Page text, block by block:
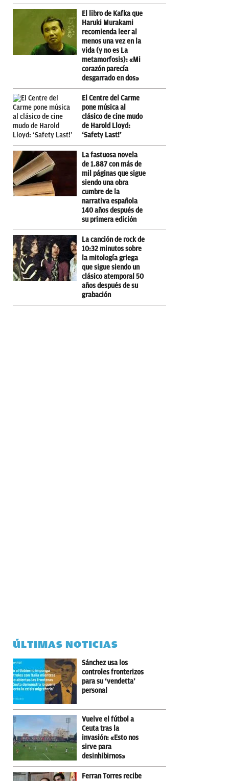
El libro de Kafka que
Haruki Murakami
recomienda leer al
menos una vez en la
vida (y no es La
metamorfosis): «Mi
corazón parecía
desgarrado en dos»
El Centre del Carme
pone música al
clásico de cine mudo
de Harold Lloyd:
‘Safety Last!’
La fastuosa novela
de 1.887 con más de
mil páginas que sigue
siendo una obra
cumbre de la
narrativa española
140 años después de
su primera edición
La canción de rock de
10:32 minutos sobre
la mitología griega
que sigue siendo un
clásico atemporal 50
años después de su
grabación
ÚLTIMAS NOTICIAS
Sánchez usa los
controles fronterizos
para su ‘vendetta’
personal
Vuelve el fútbol a
Ceuta tras la
invasión: «Esto nos
sirve para
desinhibirnos»
Ferran Torres recibe